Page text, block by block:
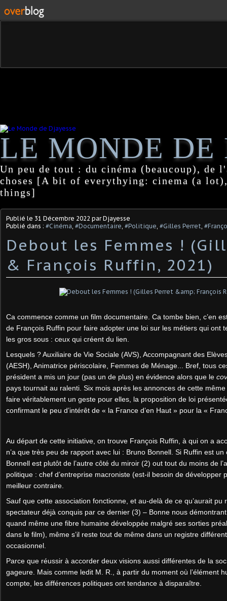
LE MONDE DE
Un peu de tout : du cinéma (beaucoup), de
choses [A bit of everythying: cinema (a
things]
Publié le 31 Décembre 2022 par Djayesse
Publié dans : #Cinéma #Documentaire #Politique #Gilles Perret
Debout les Femmes !
& François Ruffin, 2021)
Ca commence comme un film documentaire. Ca tombe bien, c’en
de François Ruffin pour faire adopter une loi sur les métiers qui ont
les gros sous : ceux qui créent du lien.
Lesquels ? Auxiliaire de Vie Sociale (AVS), Accompagnant des
(AESH), Animatrice périscolaire, Femmes de Ménage... Bref, tous
président a mis un jour (pas un de plus) en évidence alors que le
pays tournait au ralenti. Six mois après les annonces de cette
faire véritablement un geste pour elles, la proposition de loi
confirmant le peu d’intérêt de « la France d’en Haut » pour la «
Au départ de cette initiative, on trouve François Ruffin, à qui on a
n’a que très peu de rapport avec lui : Bruno Bonnell. Si Ruffin est
Bonnell est plutôt de l’autre côté du miroir (2) out tout du moins de
politique : chef d’entreprise macroniste (est-il besoin de
meilleur contraire.
Sauf que cette association fonctionne, et au-delà de ce qu’aurait pu
spectateur déjà conquis par ce dernier (3) – Bonne nous
quand même une fibre humaine développée malgré ses sorties
dans le film), même s’il reste tout de même dans un registre
occasionnel.
Parce que réussir à accorder deux visions aussi différentes de la
gageure. Mais comme ledit M. R., à partir du moment où l’élément
compte, les différences politiques ont tendance à disparaître.